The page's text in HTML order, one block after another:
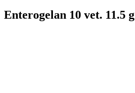
Enterogelan 10 vet. 11.5 g